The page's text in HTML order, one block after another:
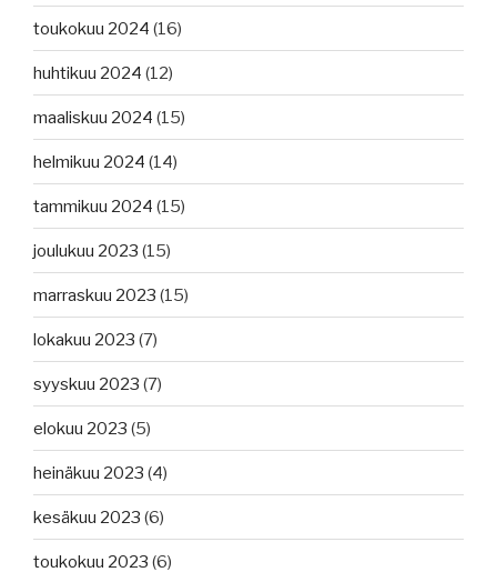
toukokuu 2024 (16)
huhtikuu 2024 (12)
maaliskuu 2024 (15)
helmikuu 2024 (14)
tammikuu 2024 (15)
joulukuu 2023 (15)
marraskuu 2023 (15)
lokakuu 2023 (7)
syyskuu 2023 (7)
elokuu 2023 (5)
heinäkuu 2023 (4)
kesäkuu 2023 (6)
toukokuu 2023 (6)